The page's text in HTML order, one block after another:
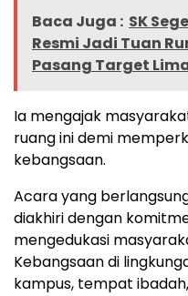
Baca Juga : SK
Resmi Jadi Tuan
Pasang Target
Ia mengajak
ruang ini demi
kebangsaan.
Acara yang
diakhiri dengan
mengedukasi
Kebangsaan di
kampus, tempat